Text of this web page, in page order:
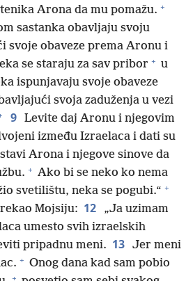
Arona da mu pomažu. +
sastanka obavljaju svoju
svoje obaveze prema Aronu i
se staraju za sav pribor + u
ispunjavaju svoje obaveze
svoja zaduženja u vezi
9 Levite daj Aronu i njegovim
između Izraelaca i dati su
Arona i njegove sinove da
+ Ako bi se neko ko nema
svetilištu, neka se pogubi.“ +
Mojsiju: 12
„Ja uzimam
umesto svih izraelskih
pripadnu meni. 13 Jer meni
+ Onog dana kad sam pobio
+